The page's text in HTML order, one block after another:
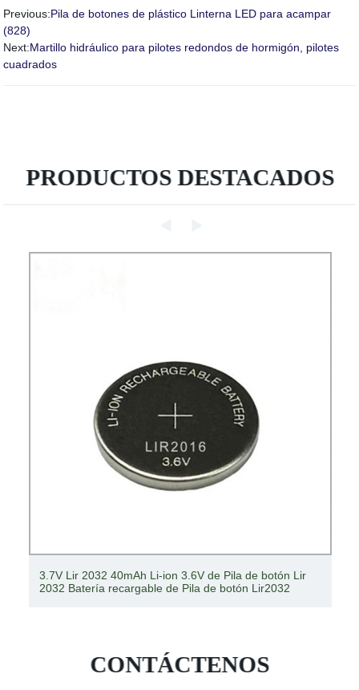
Previous:Pila de botones de plástico Linterna LED para acampar
(828)
Next:Martillo hidráulico para pilotes redondos de hormigón, pilotes
cuadrados
PRODUCTOS DESTACADOS
3.7V Lir 2032 40mAh Li-ion 3.6V de Pila de botón Lir
2032 Batería recargable de Pila de botón Lir2032
CONTÁCTENOS